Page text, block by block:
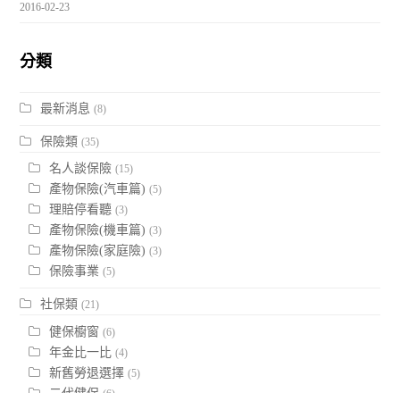
2016-02-23
分類
最新消息 (8)
保險類 (35)
名人談保險 (15)
產物保險(汽車篇) (5)
理賠停看聽 (3)
產物保險(機車篇) (3)
產物保險(家庭險) (3)
保險事業 (5)
社保類 (21)
健保櫥窗 (6)
年金比一比 (4)
新舊勞退選擇 (5)